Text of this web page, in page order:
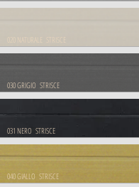
020 NATURALE STRISCE
030 GRIGIO STRISCE
031 NERO STRISCE
040 GIALLO STRISCE